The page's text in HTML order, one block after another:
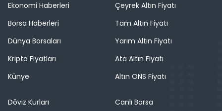
Ekonomi Haberleri
Borsa Haberleri
Dünya Borsaları
Kripto Fiyatları
Künye
Çeyrek Altın Fiyatı
Tam Altın Fiyatı
Yarım Altın Fiyatı
Ata Altın Fiyatı
Altın ONS Fiyatı
Döviz Kurları
Canlı Borsa